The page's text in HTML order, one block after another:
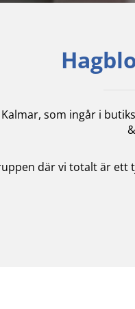
som ingår i
där vi totalt är